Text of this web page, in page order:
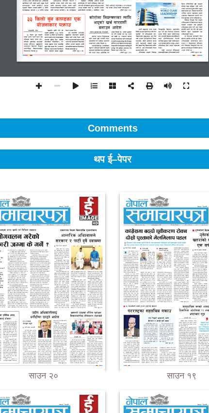
Comments
थप ई–पेपर
साउन २० साउन १९